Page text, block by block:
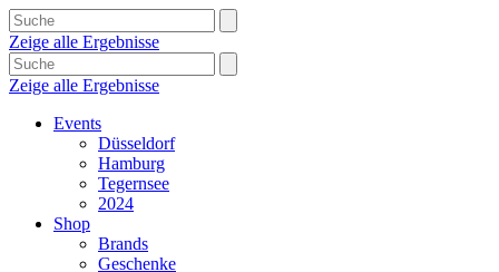
Zeige alle Ergebnisse
Zeige alle Ergebnisse
Events
Düsseldorf
Hamburg
Tegernsee
2024
Shop
Brands
Geschenke